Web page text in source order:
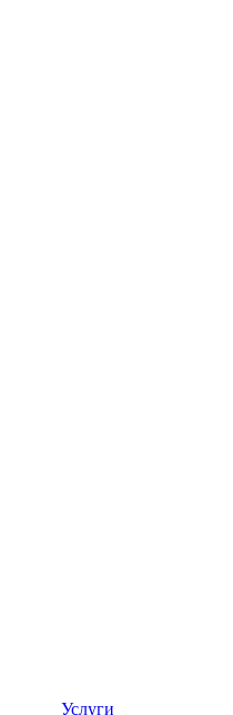
Услуги